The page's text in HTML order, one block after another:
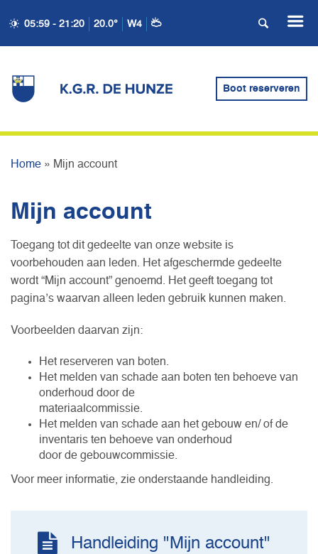
05:59 - 21:20 20.0° W4
Boot reserveren
Home » Mijn account
Mijn account
Toegang tot dit gedeelte van onze website is
voorbehouden aan leden. Het afgeschermde gedeelte
wordt “Mijn account” genoemd. Het geeft toegang tot
pagina’s waarvan alleen leden gebruik kunnen maken.
Voorbeelden daarvan zijn:
Het reserveren van boten.
Het melden van schade aan boten ten behoeve van
onderhoud door de
materiaalcommissie.
Het melden van schade aan het gebouw en/ of de
inventaris ten behoeve van onderhoud
door de gebouwcommissie.
Voor meer informatie, zie onderstaande handleiding.
Handleiding "Mijn account"